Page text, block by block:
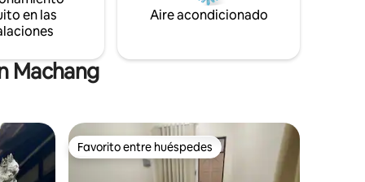
en las
Aire acondicionado
Machang
Favorito entre huéspedes
Favorito entre huéspedes